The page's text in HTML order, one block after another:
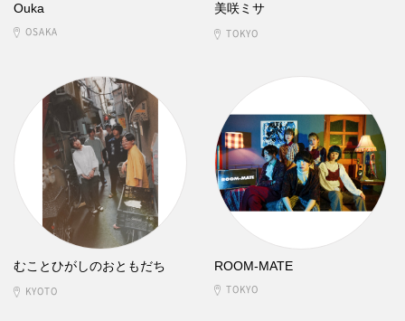
Ouka
OSAKA
美咲ミサ
TOKYO
むことひがしのおともだち
KYOTO
ROOM-MATE
TOKYO